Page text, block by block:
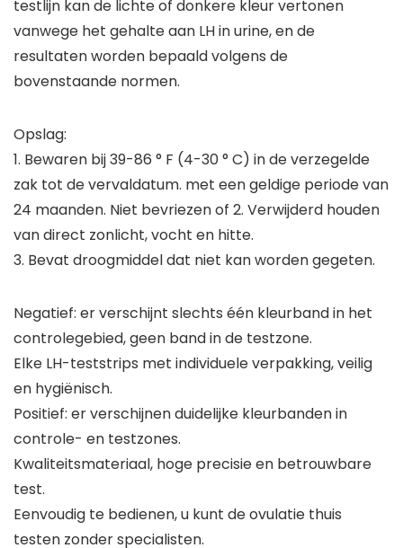
testlijn kan de lichte of donkere kleur vertonen
vanwege het gehalte aan LH in urine, en de
resultaten worden bepaald volgens de
bovenstaande normen.
Opslag:
1. Bewaren bij 39-86 ° F (4-30 ° C) in de verzegelde
zak tot de vervaldatum. met een geldige periode van
24 maanden. Niet bevriezen of 2. Verwijderd houden
van direct zonlicht, vocht en hitte.
3. Bevat droogmiddel dat niet kan worden gegeten.
Negatief: er verschijnt slechts één kleurband in het
controlegebied, geen band in de testzone.
Elke LH-teststrips met individuele verpakking, veilig
en hygiënisch.
Positief: er verschijnen duidelijke kleurbanden in
controle- en testzones.
Kwaliteitsmateriaal, hoge precisie en betrouwbare
test.
Eenvoudig te bedienen, u kunt de ovulatie thuis
testen zonder specialisten.